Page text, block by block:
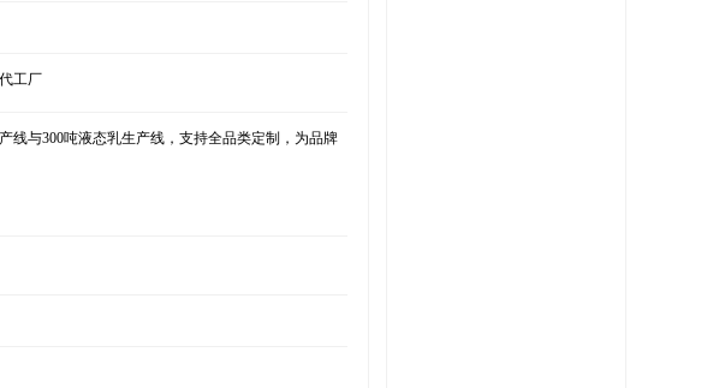
工厂
线与300吨液态乳生产线，支持全品类定制，为品牌